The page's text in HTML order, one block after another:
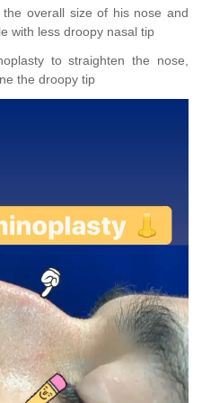
overall size of his nose and
with less droopy nasal tip
to straighten the nose,
the droopy tip